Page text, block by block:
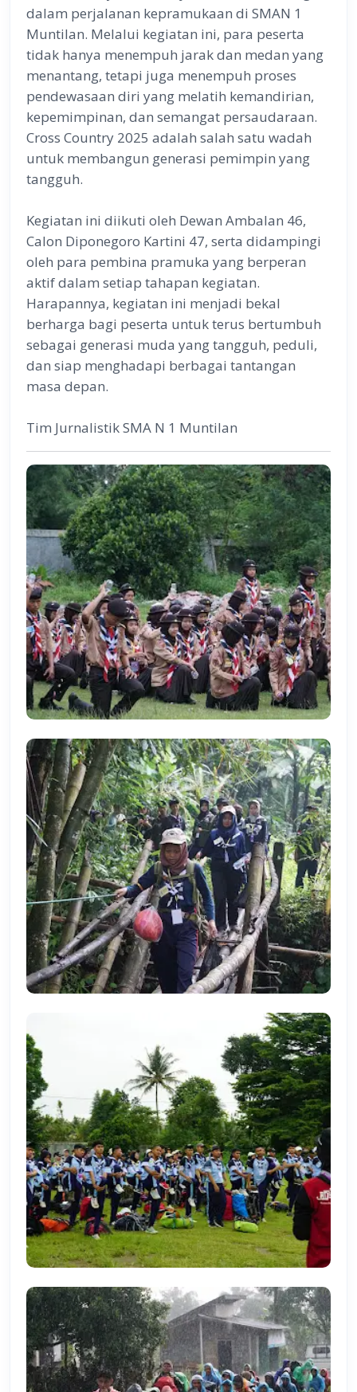
dalam perjalanan kepramukaan di SMAN 1
Muntilan. Melalui kegiatan ini, para peserta
tidak hanya menempuh jarak dan medan yang
menantang, tetapi juga menempuh proses
pendewasaan diri yang melatih kemandirian,
kepemimpinan, dan semangat persaudaraan.
Cross Country 2025 adalah salah satu wadah
untuk membangun generasi pemimpin yang
tangguh.
Kegiatan ini diikuti oleh Dewan Ambalan 46,
Calon Diponegoro Kartini 47, serta didampingi
oleh para pembina pramuka yang berperan
aktif dalam setiap tahapan kegiatan.
Harapannya, kegiatan ini menjadi bekal
berharga bagi peserta untuk terus bertumbuh
sebagai generasi muda yang tangguh, peduli,
dan siap menghadapi berbagai tantangan
masa depan.
Tim Jurnalistik SMA N 1 Muntilan